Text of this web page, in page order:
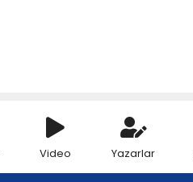
Video Yazarlar